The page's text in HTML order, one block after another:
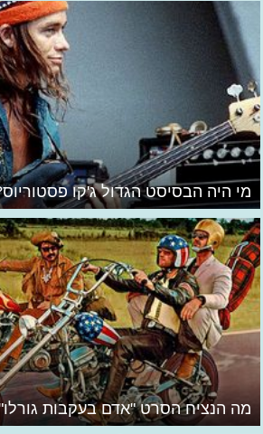
מי היה הבסיסט הגדול ג'קו
מה הנציח הסרט "אדם בעקבות